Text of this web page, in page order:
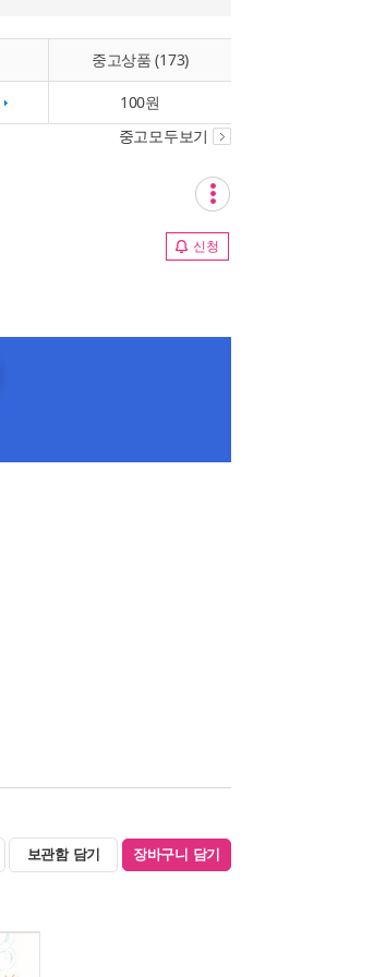
중고상품 (173)
100원
중고모두보기
신청
보관함 담기 장바구니 담기